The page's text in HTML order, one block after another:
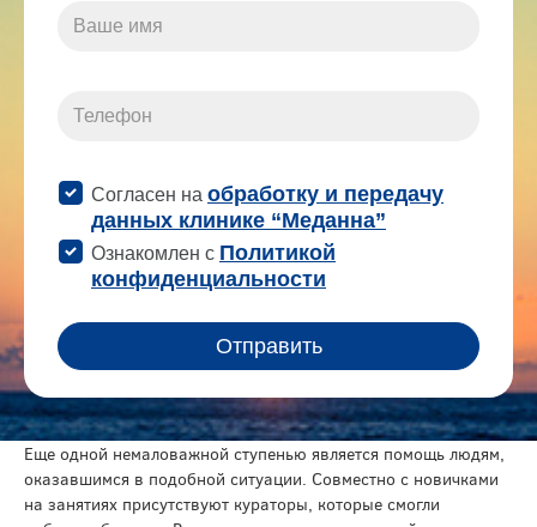
Еще одной немаловажной ступенью является помощь людям,
оказавшимся в подобной ситуации. Совместно с новичками
на занятиях присутствуют кураторы, которые смогли